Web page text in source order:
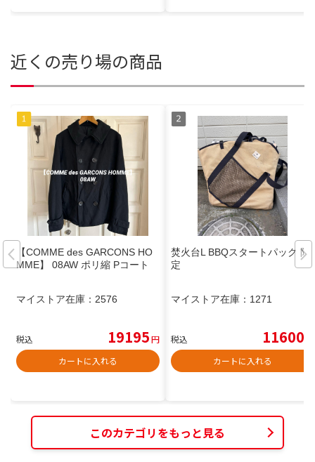
近くの売り場の商品
【COMME des GARCONS HO
MME】 08AW ポリ縮 Pコート
マイストア在庫： 2576
税込 19195円
カートに入れる
焚火台L BBQスタートパック 限
定
マイストア在庫： 1271
税込 11600
カートに入れる
このカテゴリをもっと見る